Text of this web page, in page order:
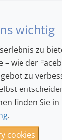
we will
wichtig
zu
wie der
zu
finden Sie
.
cookies